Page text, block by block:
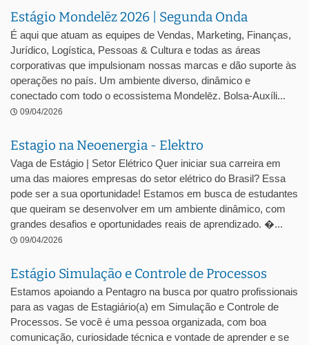
Estágio Mondelēz 2026 | Segunda Onda
É aqui que atuam as equipes de Vendas, Marketing, Finanças,
Jurídico, Logística, Pessoas & Cultura e todas as áreas
corporativas que impulsionam nossas marcas e dão suporte às
operações no país. Um ambiente diverso, dinâmico e
conectado com todo o ecossistema Mondelēz. Bolsa-Auxíli...
09/04/2026
Estagio na Neoenergia - Elektro
Vaga de Estágio | Setor Elétrico Quer iniciar sua carreira em
uma das maiores empresas do setor elétrico do Brasil? Essa
pode ser a sua oportunidade! Estamos em busca de estudantes
que queiram se desenvolver em um ambiente dinâmico, com
grandes desafios e oportunidades reais de aprendizado. �...
09/04/2026
Estágio Simulação e Controle de Processos
Estamos apoiando a Pentagro na busca por quatro profissionais
para as vagas de Estagiário(a) em Simulação e Controle de
Processos. Se você é uma pessoa organizada, com boa
comunicação, curiosidade técnica e vontade de aprender e se